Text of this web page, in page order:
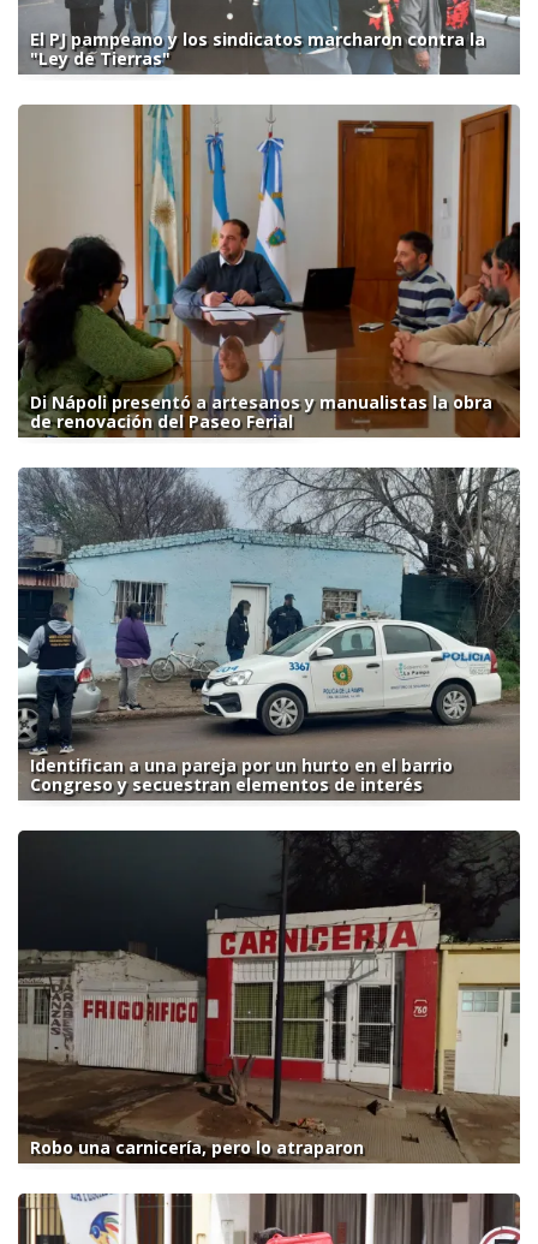
El PJ pampeano y los sindicatos marcharon contra la
"Ley de Tierras"
Di Nápoli presentó a artesanos y manualistas la obra
de renovación del Paseo Ferial
Identifican a una pareja por un hurto en el barrio
Congreso y secuestran elementos de interés
Robo una carnicería, pero lo atraparon